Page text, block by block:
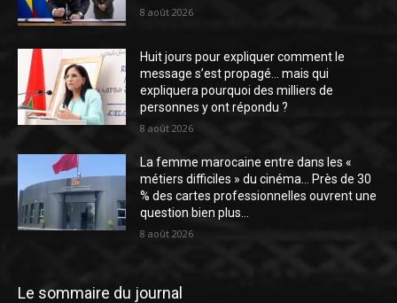
8 août 2026
Huit jours pour expliquer comment le
message s’est propagé… mais qui
expliquera pourquoi des milliers de
personnes y ont répondu ?
8 août 2026
La femme marocaine entre dans les «
métiers difficiles » du cinéma… Près de 30
% des cartes professionnelles ouvrent une
question bien plus...
8 août 2026
Le sommaire du journal